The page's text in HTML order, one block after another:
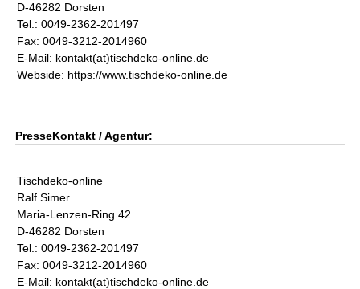
D-46282 Dorsten
Tel.: 0049-2362-201497
Fax: 0049-3212-2014960
E-Mail: kontakt(at)tischdeko-online.de
Webside: https://www.tischdeko-online.de
PresseKontakt / Agentur:
Tischdeko-online
Ralf Simer
Maria-Lenzen-Ring 42
D-46282 Dorsten
Tel.: 0049-2362-201497
Fax: 0049-3212-2014960
E-Mail: kontakt(at)tischdeko-online.de